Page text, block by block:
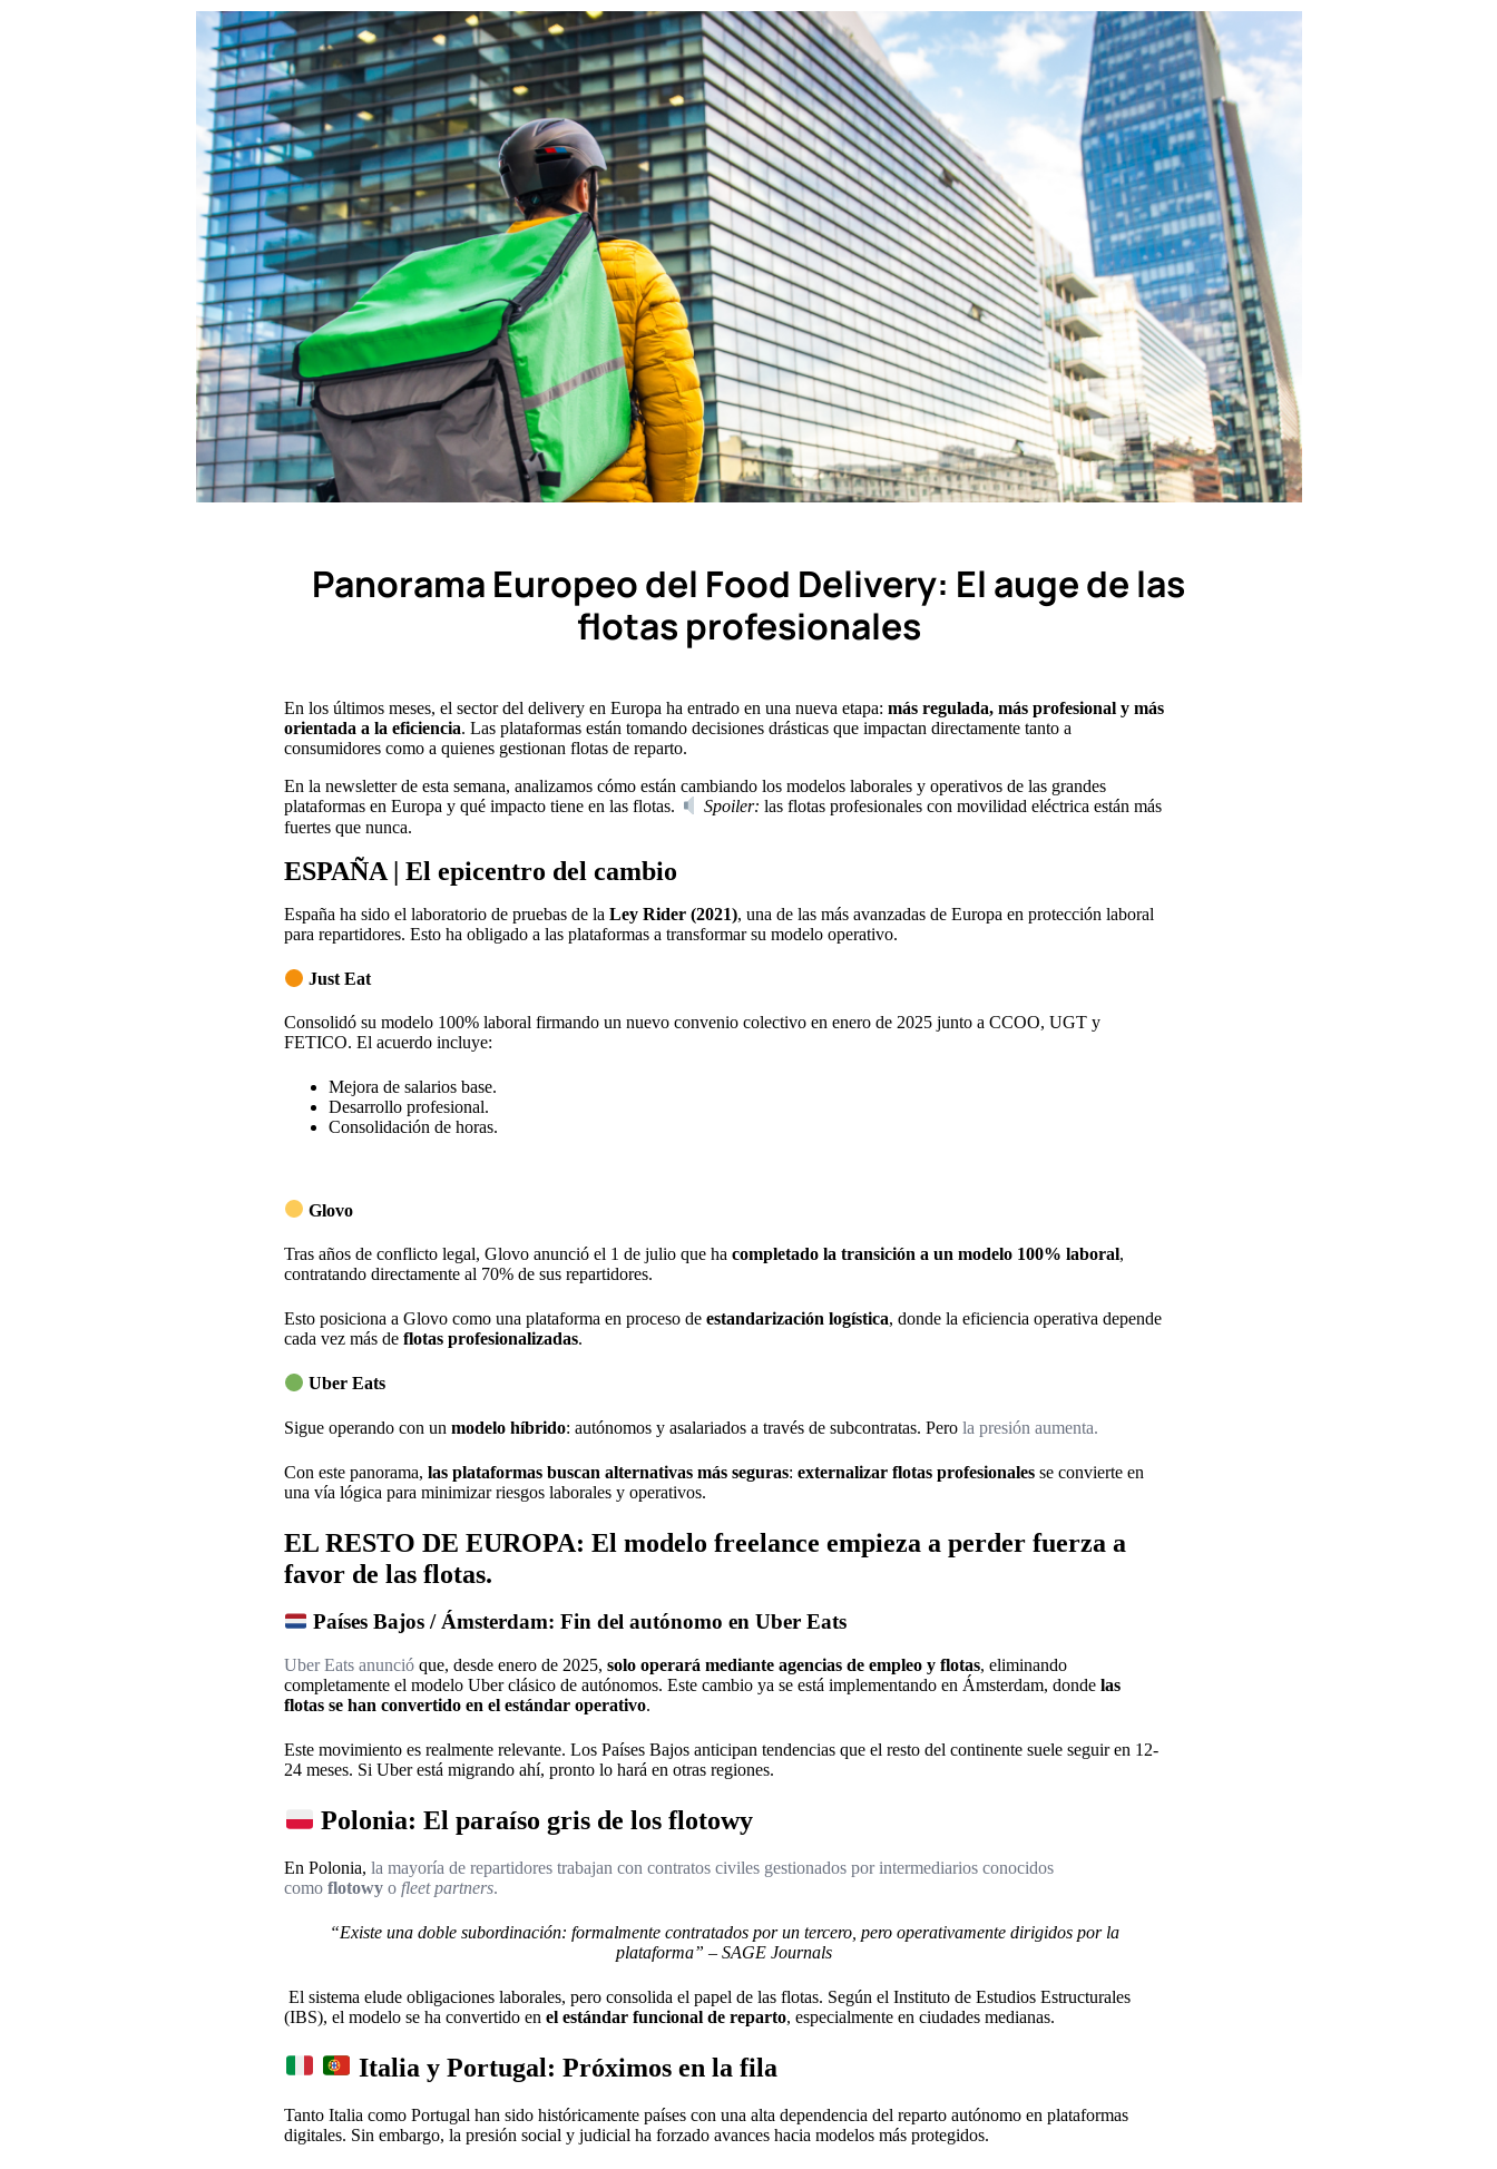
Panorama Europeo del Food Delivery: El auge de las
flotas profesionales
En los últimos meses, el sector del delivery en Europa ha entrado en una nueva etapa: más regulada, más profesional y más
orientada a la eficiencia. Las plataformas están tomando decisiones drásticas que impactan directamente tanto a
consumidores como a quienes gestionan flotas de reparto.
En la newsletter de esta semana, analizamos cómo están cambiando los modelos laborales y operativos de las grandes
plataformas en Europa y qué impacto tiene en las flotas.
Spoiler: las flotas profesionales con movilidad eléctrica están más
fuertes que nunca.
ESPAÑA | El epicentro del cambio
España ha sido el laboratorio de pruebas de la Ley Rider (2021), una de las más avanzadas de Europa en protección laboral
para repartidores. Esto ha obligado a las plataformas a transformar su modelo operativo.
Just Eat
Consolidó su modelo 100% laboral firmando un nuevo convenio colectivo en enero de 2025 junto a CCOO, UGT y
FETICO. El acuerdo incluye:
Mejora de salarios base.
Desarrollo profesional.
Consolidación de horas.
Glovo
Tras años de conflicto legal, Glovo anunció el 1 de julio que ha completado la transición a un modelo 100% laboral,
contratando directamente al 70% de sus repartidores.
Esto posiciona a Glovo como una plataforma en proceso de estandarización logística, donde la eficiencia operativa depende
cada vez más de flotas profesionalizadas.
Uber Eats
Sigue operando con un modelo híbrido: autónomos y asalariados a través de subcontratas. Pero la presión aumenta.
Con este panorama, las plataformas buscan alternativas más seguras: externalizar flotas profesionales se convierte en
una vía lógica para minimizar riesgos laborales y operativos.
EL RESTO DE EUROPA: El modelo freelance empieza a perder fuerza a
favor de las flotas.
Países Bajos / Ámsterdam: Fin del autónomo en Uber Eats
Uber Eats anunció que, desde enero de 2025, solo operará mediante agencias de empleo y flotas, eliminando
completamente el modelo Uber clásico de autónomos. Este cambio ya se está implementando en Ámsterdam, donde las
flotas se han convertido en el estándar operativo.
Este movimiento es realmente relevante. Los Países Bajos anticipan tendencias que el resto del continente suele seguir en 12-
24 meses. Si Uber está migrando ahí, pronto lo hará en otras regiones.
Polonia: El paraíso gris de los flotowy
En Polonia, la mayoría de repartidores trabajan con contratos civiles gestionados por intermediarios conocidos
como flotowy o fleet partners.
“Existe una doble subordinación: formalmente contratados por un tercero, pero operativamente dirigidos por la
plataforma” – SAGE Journals
El sistema elude obligaciones laborales, pero consolida el papel de las flotas. Según el Instituto de Estudios Estructurales
(IBS), el modelo se ha convertido en el estándar funcional de reparto, especialmente en ciudades medianas.
Italia y Portugal: Próximos en la fila
Tanto Italia como Portugal han sido históricamente países con una alta dependencia del reparto autónomo en plataformas
digitales. Sin embargo, la presión social y judicial ha forzado avances hacia modelos más protegidos.